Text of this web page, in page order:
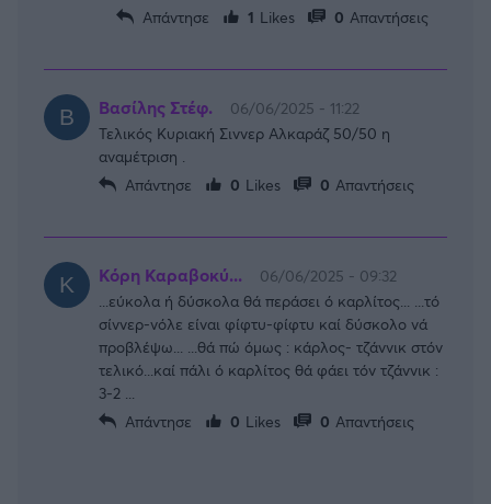
Απάντησε
1 Likes 0 Απαντήσεις
Βασίλης Στέφ.
06/06/2025 - 11:22
Τελικός Κυριακή Σιννερ Αλκαράζ 50/50 η
αναμέτριση .
Απάντησε
0 Likes 0 Απαντήσεις
Κόρη Καραβοκύ...
06/06/2025 - 09:32
...εύκολα ή δύσκολα θά περάσει ό καρλίτος... ...τό
σίννερ-νόλε είναι φίφτυ-φίφτυ καί δύσκολο νά
προβλέψω... ...θά πώ όμως : κάρλος- τζάννικ στόν
τελικό...καί πάλι ό καρλίτος θά φάει τόν τζάννικ :
3-2 ...
Απάντησε
0 Likes 0 Απαντήσεις